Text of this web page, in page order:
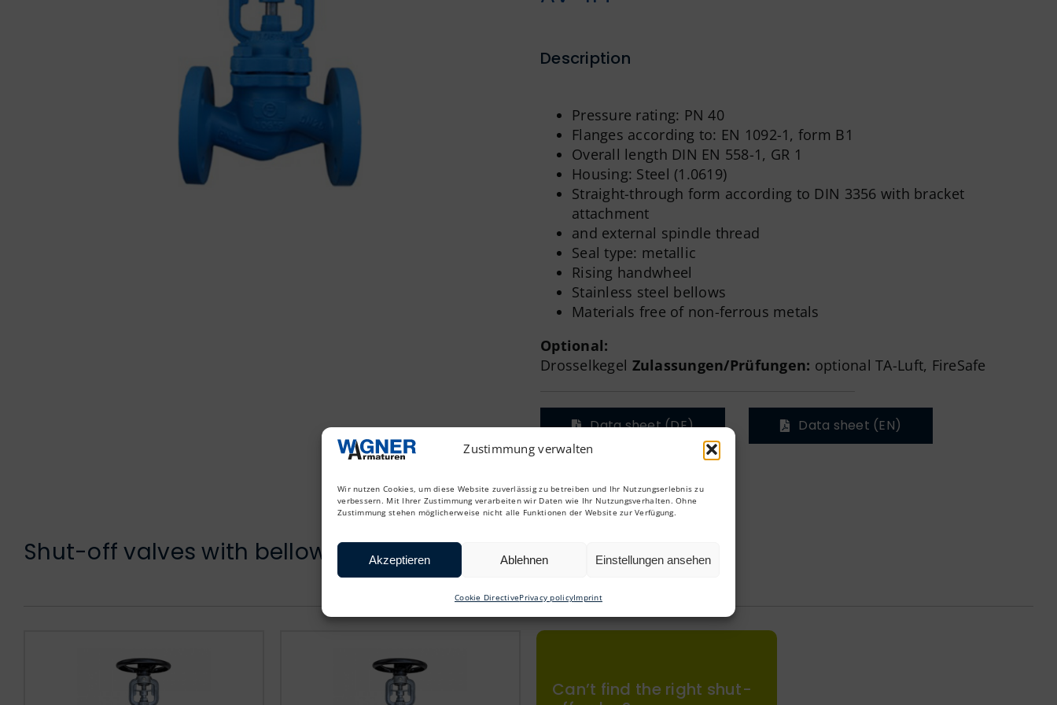
Zustimmung verwalten
Wir nutzen Cookies, um diese Website zuverlässig zu betreiben und Ihr Nutzungserlebnis zu
verbessern. Mit Ihrer Zustimmung verarbeiten wir Daten wie Ihr Nutzungsverhalten. Ohne
Zustimmung stehen möglicherweise nicht alle Funktionen der Website zur Verfügung.
Akzeptieren Ablehnen Einstellungen ansehen
Cookie DirectivePrivacy policyImprint
Description
Pressure rating: PN 40
Flanges according to: EN 1092-1, form B1
Overall length DIN EN 558-1, GR 1
Housing: Steel (1.0619)
Straight-through form according to DIN 3356 with bracket
attachment
and external spindle thread
Seal type: metallic
Rising handwheel
Stainless steel bellows
Materials free of non-ferrous metals
Optional:
Drosselkegel Zulassungen/Prüfungen: optional TA-Luft, FireSafe
Data sheet (DE) Data sheet (EN)
Shut-off valves with bellows valves
Can’t find the right shut-